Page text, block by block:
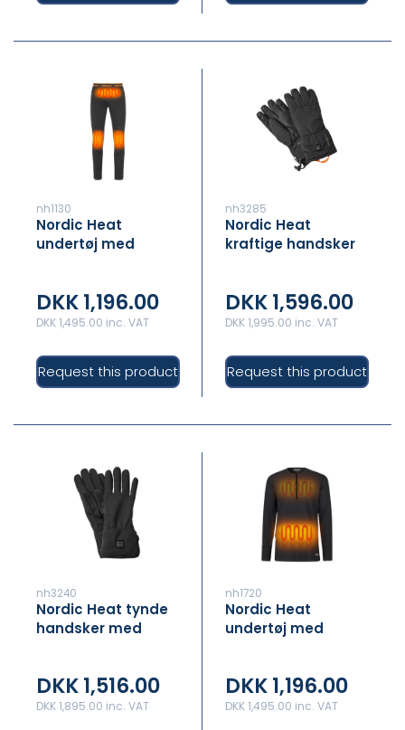
nh1130
Nordic Heat
undertøj med
DKK 1,196.00
DKK 1,495.00 inc. VAT
Request this product
nh3285
Nordic Heat
kraftige handsker
DKK 1,596.00
DKK 1,995.00 inc. VAT
Request this product
nh3240
Nordic Heat tynde
handsker med
DKK 1,516.00
DKK 1,895.00 inc. VAT
nh1720
Nordic Heat
undertøj med
DKK 1,196.00
DKK 1,495.00 inc. VAT